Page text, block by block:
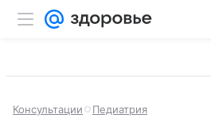
Консультации Педиатрия